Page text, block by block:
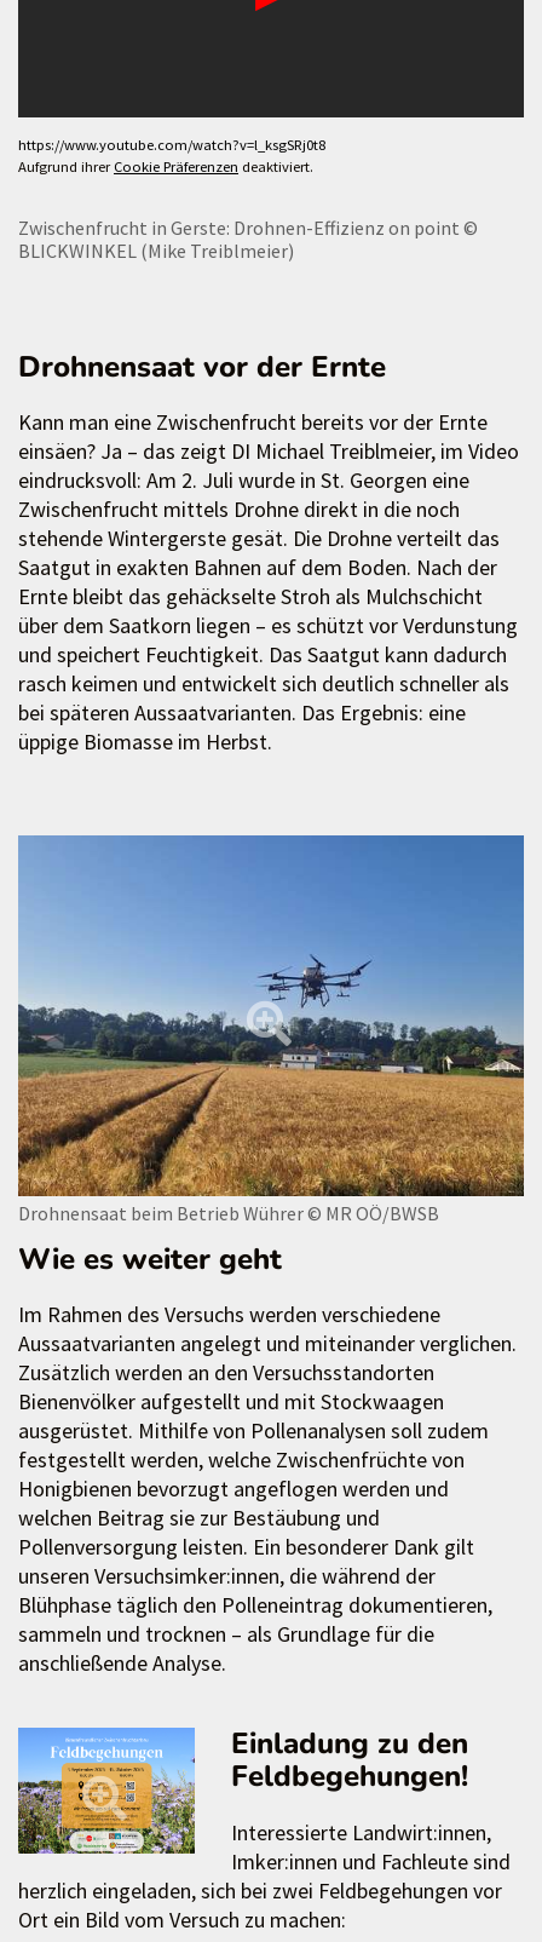
https://www.youtube.com/watch?v=l_ksgSRj0t8
Aufgrund ihrer Cookie Präferenzen deaktiviert.
Zwischenfrucht in Gerste: Drohnen-Effizienz on point ©
BLICKWINKEL (Mike Treiblmeier)
Drohnensaat vor der Ernte
Kann man eine Zwischenfrucht bereits vor der Ernte
einsäen? Ja – das zeigt DI Michael Treiblmeier, im Video
eindrucksvoll: Am 2. Juli wurde in St. Georgen eine
Zwischenfrucht mittels Drohne direkt in die noch
stehende Wintergerste gesät. Die Drohne verteilt das
Saatgut in exakten Bahnen auf dem Boden. Nach der
Ernte bleibt das gehäckselte Stroh als Mulchschicht
über dem Saatkorn liegen – es schützt vor Verdunstung
und speichert Feuchtigkeit. Das Saatgut kann dadurch
rasch keimen und entwickelt sich deutlich schneller als
bei späteren Aussaatvarianten. Das Ergebnis: eine
üppige Biomasse im Herbst.
Drohnensaat beim Betrieb Wührer© MR OÖ/BWSB
Wie es weiter geht
Im Rahmen des Versuchs werden verschiedene
Aussaatvarianten angelegt und miteinander verglichen.
Zusätzlich werden an den Versuchsstandorten
Bienenvölker aufgestellt und mit Stockwaagen
ausgerüstet. Mithilfe von Pollenanalysen soll zudem
festgestellt werden, welche Zwischenfrüchte von
Honigbienen bevorzugt angeflogen werden und
welchen Beitrag sie zur Bestäubung und
Pollenversorgung leisten. Ein besonderer Dank gilt
unseren Versuchsimker:innen, die während der
Blühphase täglich den Polleneintrag dokumentieren,
sammeln und trocknen – als Grundlage für die
anschließende Analyse.
Einladung zu den
Feldbegehungen!
Interessierte Landwirt:innen,
Imker:innen und Fachleute sind
herzlich eingeladen, sich bei zwei Feldbegehungen vor
Ort ein Bild vom Versuch zu machen: